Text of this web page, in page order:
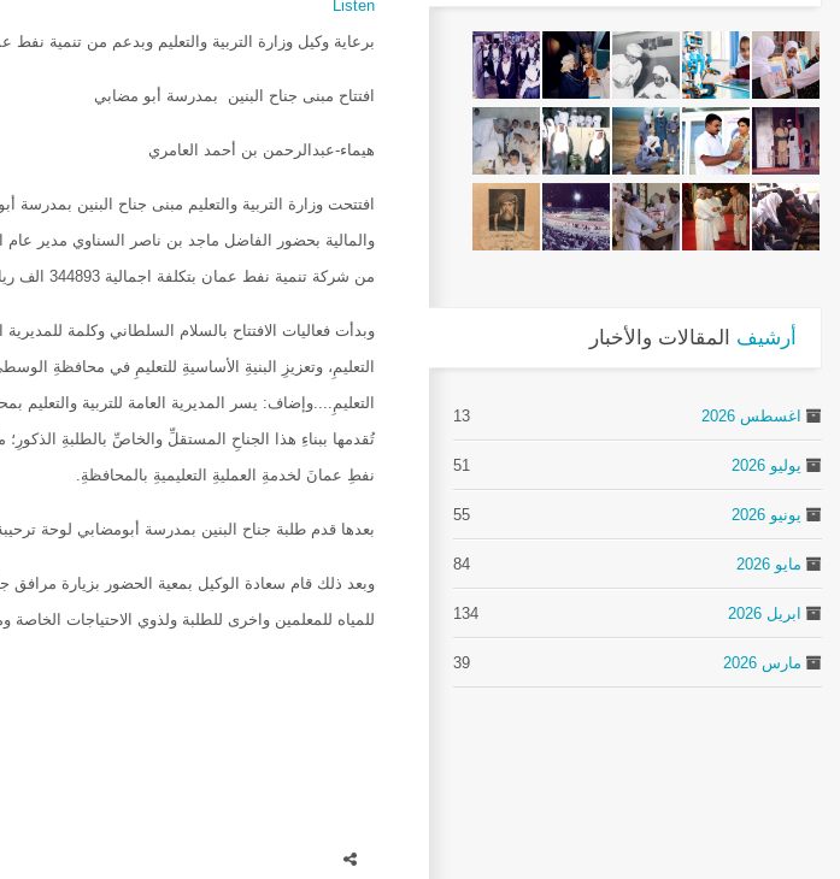
Listen
برعاية وكيل وزارة التربية والتعليم وبدعم من تنمية نفط
افتتاح مبنى جناح البنين بمدرسة أبو مضابي
هيماء-عبدالرحمن بن أحمد العامري
افتتحت وزارة التربية والتعليم مبنى جناح البنين
والمالية بحضور الفاضل ماجد بن ناصر السناوي مدير عام
من شركة تنمية نفط عمان بتكلفة اجمالية 344893 الف ريال عماني
وبدأت فعاليات الافتتاح بالسلام السلطاني وكلمة
التعليمِ....وإضاف: يسر المديرية العامة للتربية
تُقدمها ببناءِ هذا الجناحِ المستقلِّ والخاصِّ بالطلبةِ
نفطِ عمانَ لخدمةِ العمليةِ التعليميةِ بالمحافظةِ.
بعدها قدم طلبة جناح البنين بمدرسة أبومضابي لوحة
للمياه للمعلمين واخرى للطلبة ولذوي الاحتياجات
أرشيف المقالات والأخبار
اغسطس 2026 13
يوليو 2026 51
يونيو 2026 55
مايو 2026 84
ابريل 2026 134
مارس 2026 39